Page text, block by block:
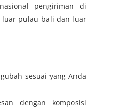
pengiriman di
pulau bali dan luar
sesuai yang Anda
dengan komposisi